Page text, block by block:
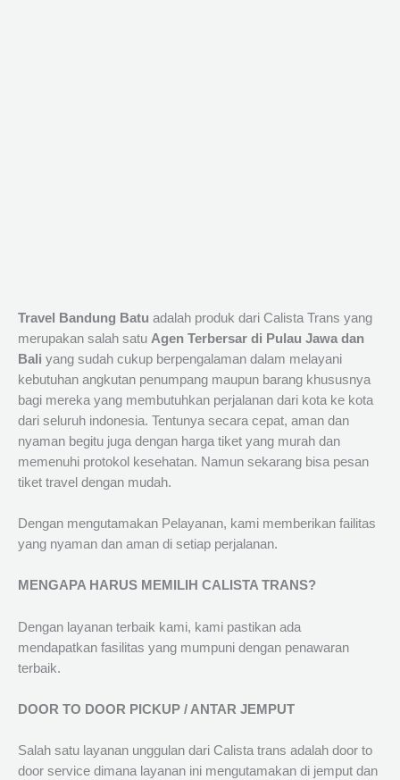
Travel Bandung Batu adalah produk dari Calista Trans yang
merupakan salah satu Agen Terbersar di Pulau Jawa dan
Bali yang sudah cukup berpengalaman dalam melayani
kebutuhan angkutan penumpang maupun barang khususnya
bagi mereka yang membutuhkan perjalanan dari kota ke kota
dari seluruh indonesia. Tentunya secara cepat, aman dan
nyaman begitu juga dengan harga tiket yang murah dan
memenuhi protokol kesehatan. Namun sekarang bisa pesan
tiket travel dengan mudah.
Dengan mengutamakan Pelayanan, kami memberikan failitas
yang nyaman dan aman di setiap perjalanan.
MENGAPA HARUS MEMILIH CALISTA TRANS?
Dengan layanan terbaik kami, kami pastikan ada
mendapatkan fasilitas yang mumpuni dengan penawaran
terbaik.
DOOR TO DOOR PICKUP / ANTAR JEMPUT
Salah satu layanan unggulan dari Calista trans adalah door to
door service dimana layanan ini mengutamakan di jemput dan